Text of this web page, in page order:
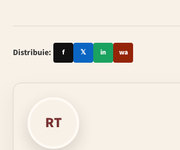
Distribuie: f 𝕏 in wa
RT